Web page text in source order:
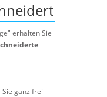
erhalten Sie
Sie ganz frei